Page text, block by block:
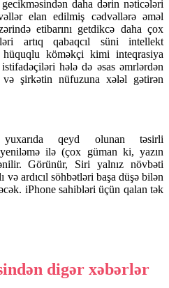
daha dərin nəticələri
elan edilmiş cədvəllərə əməl
etibarını getdikcə daha çox
artıq qabaqcıl süni intellekt
köməkçi kimi inteqrasiya
hələ də əsas əmrlərdən
şirkətin nüfuzuna xələl gətirən
qeyd olunan təsirli
ilə (çox güman ki, yazın
Görünür, Siri yalnız növbəti
və ardıcıl söhbətləri başa düşə bilən
iPhone sahibləri üçün qalan tək
digər xəbərlər